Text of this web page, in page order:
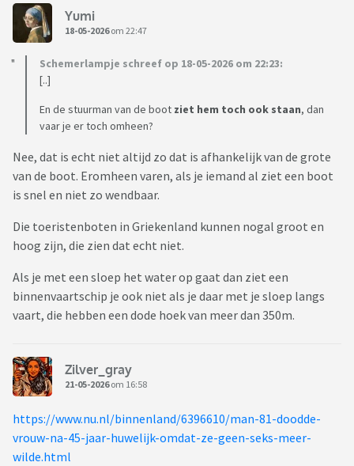
Yumi
18-05-2026om 22:47
Schemerlampje schreef op 18-05-2026 om 22:23:
[..]
En de stuurman van de boot ziet hem toch ook staan, dan
vaar je er toch omheen?
Nee, dat is echt niet altijd zo dat is afhankelijk van de grote
van de boot. Eromheen varen, als je iemand al ziet een boot
is snel en niet zo wendbaar.
Die toeristenboten in Griekenland kunnen nogal groot en
hoog zijn, die zien dat echt niet.
Als je met een sloep het water op gaat dan ziet een
binnenvaartschip je ook niet als je daar met je sloep langs
vaart, die hebben een dode hoek van meer dan 350m.
Zilver_gray
21-05-2026om 16:58
https://www.nu.nl/binnenland/6396610/man-81-doodde-
vrouw-na-45-jaar-huwelijk-omdat-ze-geen-seks-meer-
wilde.html